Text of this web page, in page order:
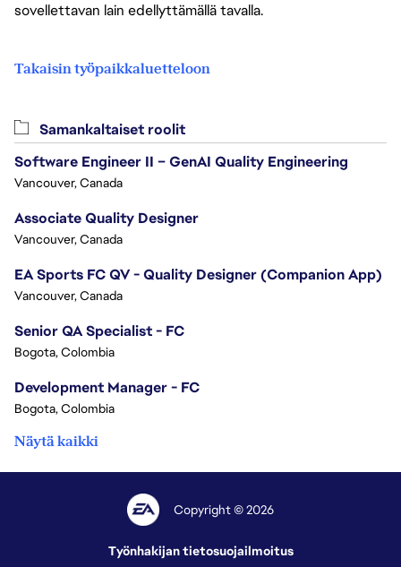
sovellettavan lain edellyttämällä tavalla.
Takaisin työpaikkaluetteloon
Samankaltaiset roolit
Software Engineer II – GenAI Quality Engineering
Vancouver, Canada
Associate Quality Designer
Vancouver, Canada
EA Sports FC QV - Quality Designer (Companion App)
Vancouver, Canada
Senior QA Specialist - FC
Bogota, Colombia
Development Manager - FC
Bogota, Colombia
Näytä kaikki
Copyright © 2026
Työnhakijan tietosuojailmoitus